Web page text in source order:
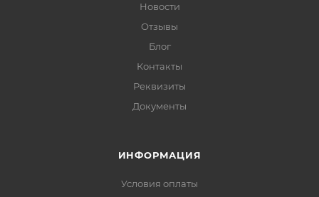
Новости
Отзывы
Блог
Контакты
Реквизиты
Документы
ИНФОРМАЦИЯ
Условия оплаты